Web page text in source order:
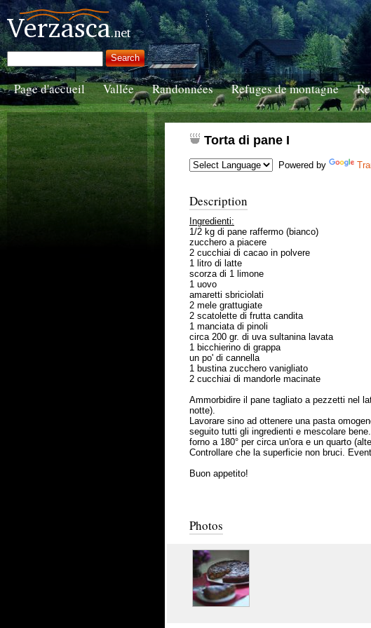
Page d'accueil Vallée Randonnées Refuges de montagne
Torta di pane I
Powered by
Description
Ingredienti:
1/2 kg di pane raffermo (bianco)
zucchero a piacere
2 cucchiai di cacao in polvere
1 litro di latte
scorza di 1 limone
1 uovo
amaretti sbriciolati
2 mele grattugiate
2 scatolette di frutta candita
1 manciata di pinoli
circa 200 gr. di uva sultanina lavata
1 bicchierino di grappa
un po' di cannella
1 bustina zucchero vanigliato
2 cucchiai di mandorle macinate
Ammorbidire il pane tagliato a pezzetti nel
notte).
Lavorare sino ad ottenere una pasta
seguito tutti gli ingredienti e mescolare
forno a 180° per circa un'ora e un quarto
Controllare che la superficie non bruci.
Buon appetito!
Photos